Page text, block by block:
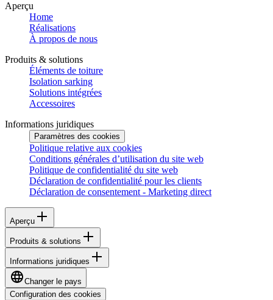
Aperçu
Home
Réalisations
À propos de nous
Produits & solutions
Éléments de toiture
Isolation sarking
Solutions intégrées
Accessoires
Informations juridiques
Paramètres des cookies
Politique relative aux cookies
Conditions générales d’utilisation du site web
Politique de confidentialité du site web
Déclaration de confidentialité pour les clients
Déclaration de consentement - Marketing direct
Aperçu
Produits & solutions
Informations juridiques
Changer le pays
Configuration des cookies